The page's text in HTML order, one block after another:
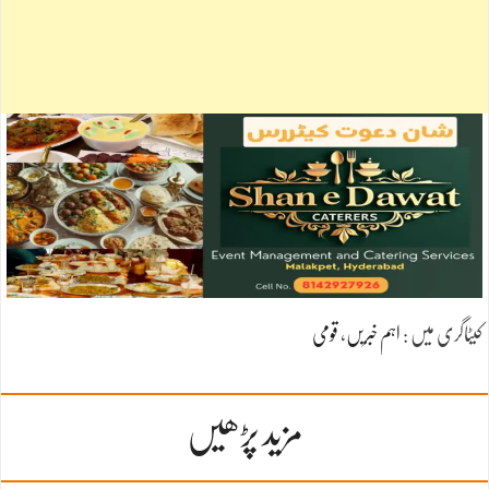
کیٹاگری میں : اہم خبریں، قومی
مزید پڑھیں